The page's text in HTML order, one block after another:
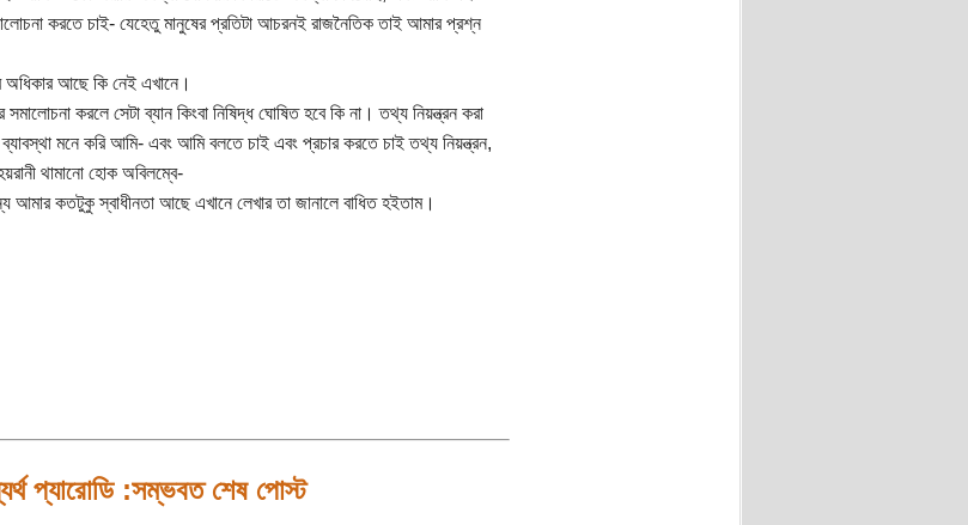
করতে চাই- যেহেতু মানুষের প্রতিটা আচরনই রাজনৈতিক তাই আমার প্রশ্ন
অধিকার আছে কি নেই এখানে।
সমালোচনা করলে সেটা ব্যান কিংবা নিষিদ্ধ ঘোষিত হবে কি না। তথ্য নিয়ন্ত্রন করা
মনে করি আমি- এবং আমি বলতে চাই এবং প্রচার করতে চাই তথ্য নিয়ন্ত্রন,
থামানো হোক অবিলম্বে-
আমার কতটুকু স্বাধীনতা আছে এখানে লেখার তা জানালে বাধিত হইতাম।
প্যারোডি :সম্ভবত শেষ পোস্ট